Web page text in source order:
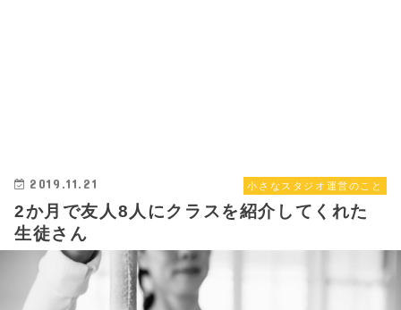
小さなスタジオ運営のこと
2019.11.21
2か月で友人8人にクラスを紹介してくれた
生徒さん